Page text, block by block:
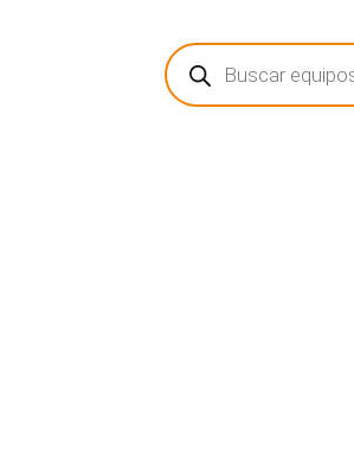
Búsqueda
de
productos